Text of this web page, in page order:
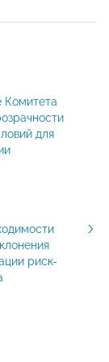
Комитета
для
риск-